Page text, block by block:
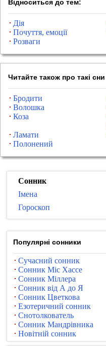
Відноситься до тем:
Дія
Почуття, емоції
Розваги
Читайте також про такі сни
Бродити
Волошка
Коза
Ламати
Полонений
Сонник
Імена
Гороскоп
Популярні сонники
Сучасний сонник
Сонник Міс Хассе
Сонник Міллера
Сонник від А до Я
Сонник Цветкова
Езотеричний сонник
Снотолкователь
Сонник Мандрівника
Новітній сонник